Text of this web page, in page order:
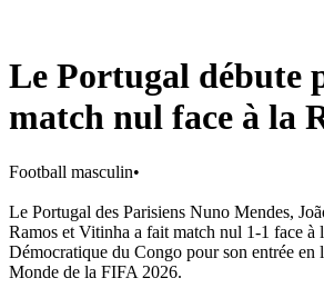
Le Portugal débute
match nul face à la
Football masculin•
Le Portugal des Parisiens Nuno Mendes,
Ramos et Vitinha a fait match nul 1-1 face à
Démocratique du Congo pour son entrée en
Monde de la FIFA 2026.